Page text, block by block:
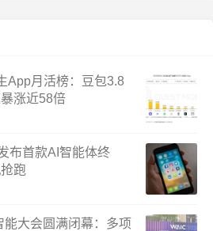
App月活榜：豆包3.8
涨近58倍
布首款AI智能体终
跑
大会圆满闭幕：多项